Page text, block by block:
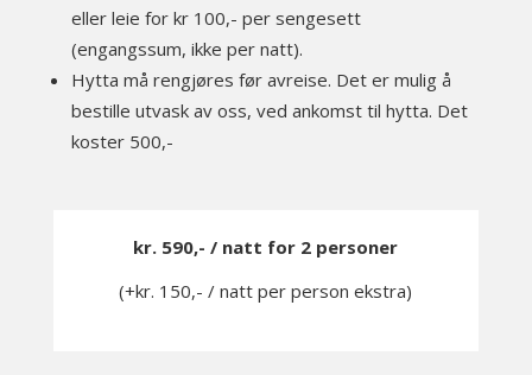
eller leie for kr 100,- per sengesett
(engangssum, ikke per natt).
Hytta må rengjøres før avreise. Det er mulig å
bestille utvask av oss, ved ankomst til hytta. Det
koster 500,-
kr. 590,- / natt for 2 personer
(+kr. 150,- / natt per person ekstra)